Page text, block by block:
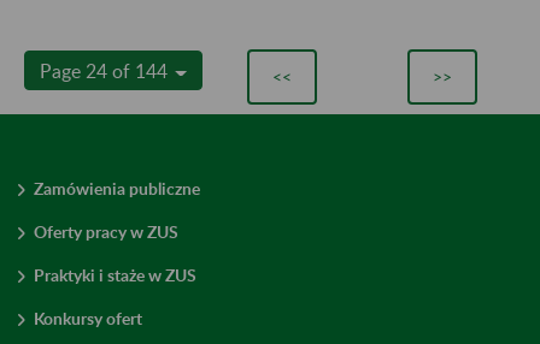
Page 24 of 144 << >>
Zamówienia publiczne
Oferty pracy w ZUS
Praktyki i staże w ZUS
Konkursy ofert